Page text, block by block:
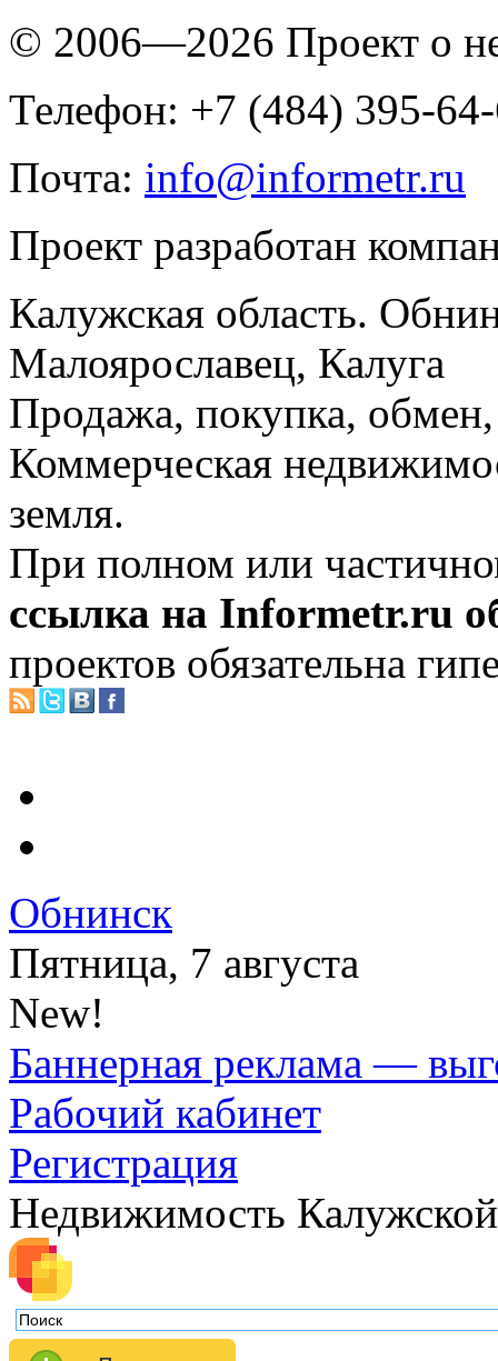
© 2006—2026 Проект о
Телефон: +7 (484) 395-
Почта: info@informetr.ru
Проект разработан
Калужская область.
Малоярославец, Калуга
Продажа, покупка, обмен,
Коммерческая
земля.
При полном или
ссылка на Informetr.ru
проектов обязательна
Обнинск
Пятница, 7 августа
New!
Баннерная реклама —
Рабочий кабинет
Регистрация
Недвижимость